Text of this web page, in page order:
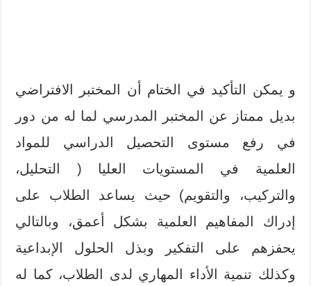
و يمكن التأكيد في الختام أن المختبر الافتراضي
بديل ممتاز عن المختبر المدرسي لما له من دور
في رفع مستوى التحصيل الدراسي للمواد
العلمية في المستويات العليا ( التحليل،
والتركيب، والتقويم) حيث يساعد الطلاب على
إدراك المفاهيم العلمية بشكل أعمق، وبالتالي
يحفزهم على التفكير وبذل الحلول الإبداعية
وكذلك تنمية الأداء المهاري لدى الطلاب، كما له